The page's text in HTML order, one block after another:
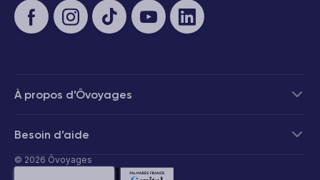
À propos d’Ôvoyages
Besoin d’aide
© 2026 Ôvoyages